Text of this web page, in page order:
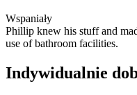
Wspaniały
Phillip knew his stuff and
use of bathroom facilities.
Indywidualnie